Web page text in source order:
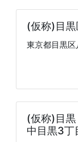
(仮称)目
東京都目黒
(仮称)目
中目黒3丁